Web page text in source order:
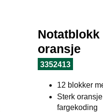
Notatblokk
oransje
3352413
12 blokker
Sterk
fargekoding